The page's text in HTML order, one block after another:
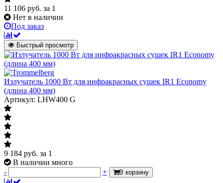
11 106 руб. за 1
Нет в наличии
Под заказ
Быстрый просмотр
Излучатель 1000 Вт для инфракрасных сушек IR1 Economy
(длина 400 мм)
Артикул: LHW400 G
9 184 руб. за 1
В наличии много
-
+ В корзину